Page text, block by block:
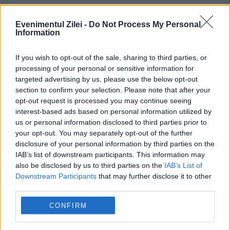
Evenimentul Zilei - Do Not Process My Personal
Information
If you wish to opt-out of the sale, sharing to third parties, or
processing of your personal or sensitive information for
targeted advertising by us, please use the below opt-out
section to confirm your selection. Please note that after your
opt-out request is processed you may continue seeing
interest-based ads based on personal information utilized by
us or personal information disclosed to third parties prior to
your opt-out. You may separately opt-out of the further
disclosure of your personal information by third parties on the
IAB’s list of downstream participants. This information may
also be disclosed by us to third parties on the IAB’s List of
Downstream Participants that may further disclose it to other
CONFIRM
Recomandările noastre
SOCIAL